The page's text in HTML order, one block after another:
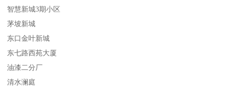
智慧新城3期小区
茅坡新城
东口金叶新城
东七路西苑大厦
油漆二分厂
清水澜庭